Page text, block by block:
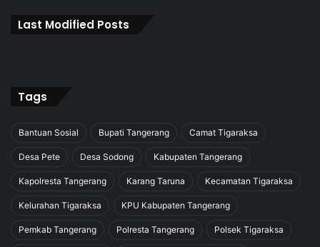
Last Modified Posts
Tags
Bantuan Sosial Bupati Tangerang Camat Tigaraksa
Desa Pete Desa Sodong Kabupaten Tangerang
Kapolresta Tangerang Karang Taruna Kecamatan Tigaraksa
Kelurahan Tigaraksa KPU Kabupaten Tangerang
Pemkab Tangerang Polresta Tangerang Polsek Tigaraksa